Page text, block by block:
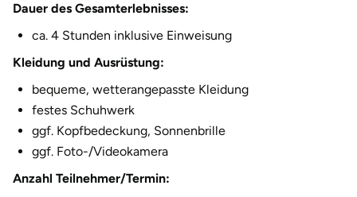
Dauer des Gesamterlebnisses:
ca. 4 Stunden inklusive Einweisung
Kleidung und Ausrüstung:
bequeme, wetterangepasste Kleidung
festes Schuhwerk
ggf. Kopfbedeckung, Sonnenbrille
ggf. Foto-/Videokamera
Anzahl Teilnehmer/Termin: